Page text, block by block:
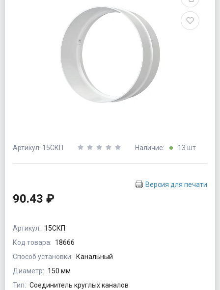
Артикул: 15СКП Наличие: 13 шт
Версия для печати
90.43 ₽
Артикул: 15СКП
Код товара: 18666
Способ установки:
Канальный
Диаметр: 150 мм
Тип: Соединитель круглых каналов